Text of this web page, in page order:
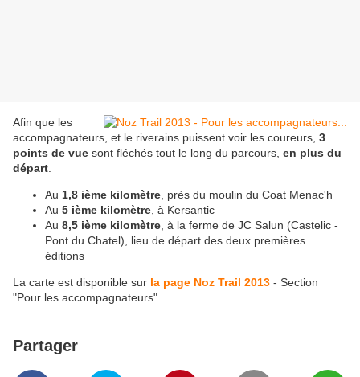
Afin que les
accompagnateurs, et le riverains puissent voir les coureurs, 3
points de vue sont fléchés tout le long du parcours, en plus du
départ
Au 1,8 ième kilomètre , près du moulin du Coat Menac'h
Au 5 ième kilomètre , à Kersantic
Au 8,5 ième kilomètre , à la ferme de JC Salun (Castelic -
Pont du Chatel), lieu de départ des deux premières
éditions
La carte est disponible sur la page Noz Trail 2013 - Section
"Pour les accompagnateurs"
Partager